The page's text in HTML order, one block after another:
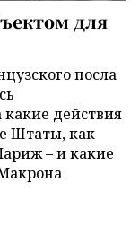
для
посла
действия
Штаты, как
– и какие